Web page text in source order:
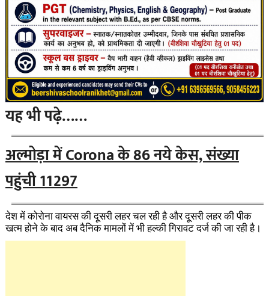
यह भी पढ़े……
अल्मोड़ा में Corona के 86 नये केस, संख्या
पहुंची 11297
देश में कोरोना वायरस की दूसरी लहर चल रही है और दूसरी लहर की पीक
खत्म होने के बाद अब दैनिक मामलों में भी हल्की गिरावट दर्ज की जा रही है।